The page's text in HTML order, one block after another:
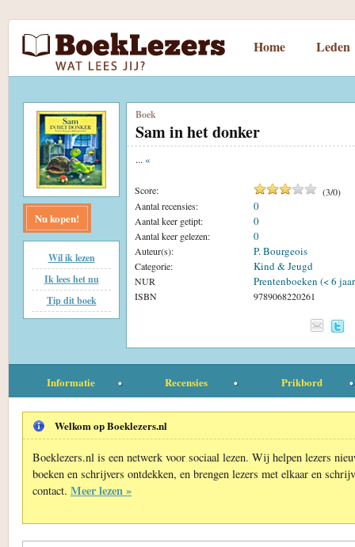
Home Leden
Nu kopen!
Wil ik lezen
Ik lees het nu
Tip dit boek
Boek
Sam in het donker
... «
Score: (3/0)
Aantal recensies:
0
Aantal keer getipt: 0
Aantal keer gelezen: 0
Auteur(s): P. Bourgeois
Categorie: Kind & Jeugd
NUR Prentenboeken (< 6
ISBN 9789068220261
Informatie Recensies Prikbord
Welkom op Boeklezers.nl
Boeklezers.nl is een netwerk voor sociaal lezen. Wij helpen lezers
boeken en schrijvers ontdekken, en brengen lezers met elkaar en
contact. Meer lezen »